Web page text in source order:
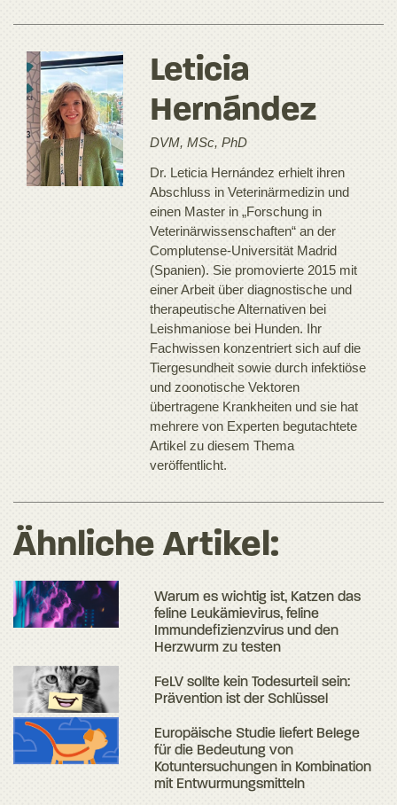
Leticia
Hernández
DVM, MSc, PhD
Dr. Leticia Hernández erhielt ihren
Abschluss in Veterinärmedizin und
einen Master in „Forschung in
Veterinärwissenschaften“ an der
Complutense-Universität Madrid
(Spanien). Sie promovierte 2015 mit
einer Arbeit über diagnostische und
therapeutische Alternativen bei
Leishmaniose bei Hunden. Ihr
Fachwissen konzentriert sich auf die
Tiergesundheit sowie durch infektiöse
und zoonotische Vektoren
übertragene Krankheiten und sie hat
mehrere von Experten begutachtete
Artikel zu diesem Thema
veröffentlicht.
Ähnliche Artikel:
Warum es wichtig ist, Katzen das
feline Leukämievirus, feline
Immundefizienzvirus und den
Herzwurm zu testen
FeLV sollte kein Todesurteil sein:
Prävention ist der Schlüssel
Europäische Studie liefert Belege
für die Bedeutung von
Kotuntersuchungen in Kombination
mit Entwurmungsmitteln